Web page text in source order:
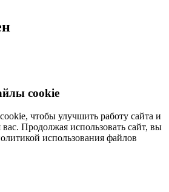
cookie
чтобы улучшить работу сайта и
вас. Продолжая использовать сайт, вы
использования файлов